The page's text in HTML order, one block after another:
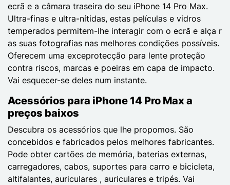
ecrã e a câmara traseira do seu iPhone 14 Pro Max.
Ultra-finas e ultra-nítidas, estas películas e vidros
temperados permitem-lhe interagir com o ecrã e alça r
as suas fotografias nas melhores condições possíveis.
Oferecem uma exceprotecção para lente proteção
contra riscos, marcas e poeiras em capa de impacto.
Vai esquecer-se deles num instante.
Acessórios para iPhone 14 Pro Max a
preços baixos
Descubra os acessórios que lhe propomos. São
concebidos e fabricados pelos melhores fabricantes.
Pode obter cartões de memória, baterias externas,
carregadores, cabos, suportes para carro e bicicleta,
altifalantes, auriculares , auriculares e tripés. Vai